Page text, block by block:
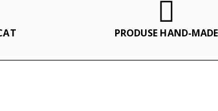
PRODUSE HAND-MADE